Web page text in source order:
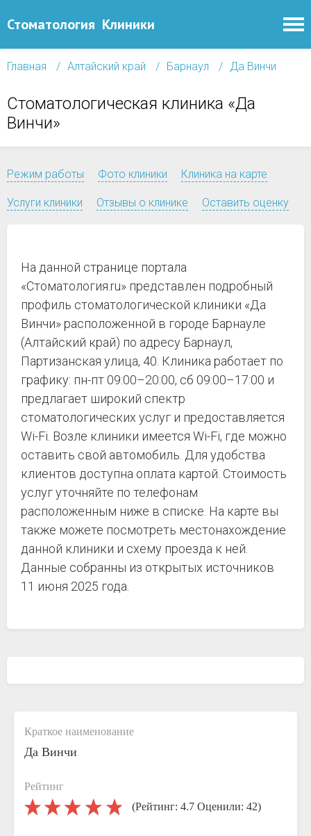
Стоматология Клиники
Главная Алтайский край Барнаул Да Винчи
Стоматологическая клиника «Да
Винчи»
Режим работы Фото клиники Клиника на карте
Услуги клиники Отзывы о клинике Оставить оценку
На данной странице портала
«Стоматология.ru» представлен подробный
профиль стоматологической клиники «Да
Винчи» расположенной в городе Барнауле
(Алтайский край) по адресу Барнаул,
Партизанская улица, 40. Клиника работает по
графику: пн-пт 09:00–20:00, сб 09:00–17:00 и
предлагает широкий спектр
стоматологических услуг и предоставляется
Wi-Fi. Возле клиники имеется Wi-Fi, где можно
оставить свой автомобиль. Для удобства
клиентов доступна оплата картой. Стоимость
услуг уточняйте по телефонам
расположенным ниже в списке. На карте вы
также можете посмотреть местонахождение
данной клиники и схему проезда к ней.
Данные собранны из открытых источников
11 июня 2025 года.
Краткое наименование
Да Винчи
Рейтинг
(Рейтинг: 4.7 Оценили: 42)